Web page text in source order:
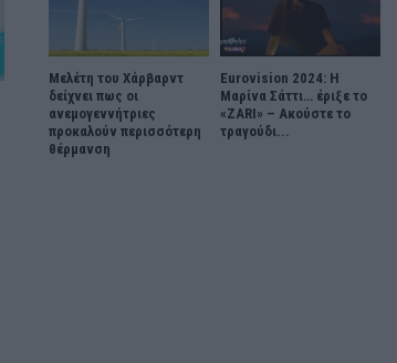
Μελέτη του Χάρβαρντ
δείχνει πως οι
ανεμογεννήτριες
προκαλούν περισσότερη
θέρμανση
Eurovision 2024: Η
Μαρίνα Σάττι… έριξε το
«ZARI» – Ακούστε το
τραγούδι...